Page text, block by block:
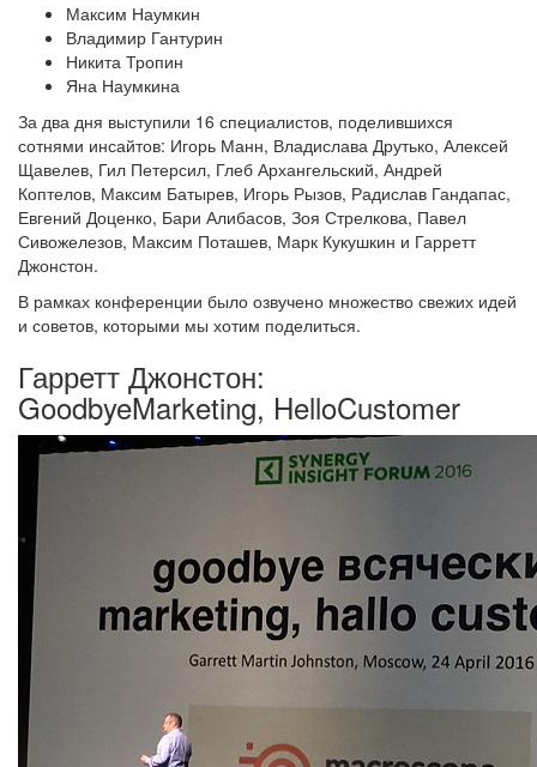
Максим Наумкин
Владимир Гантурин
Никита Тропин
Яна Наумкина
За два дня выступили 16 специалистов, поделившихся
сотнями инсайтов: Игорь Манн, Владислава Друтько, Алексей
Щавелев, Гил Петерсил, Глеб Архангельский, Андрей
Коптелов, Максим Батырев, Игорь Рызов, Радислав Гандапас,
Евгений Доценко, Бари Алибасов, Зоя Стрелкова, Павел
Сивожелезов, Максим Поташев, Марк Кукушкин и Гарретт
Джонстон.
В рамках конференции было озвучено множество свежих идей
и советов, которыми мы хотим поделиться.
Гарретт Джонстон:
GoodbyeMarketing, HelloCustomer